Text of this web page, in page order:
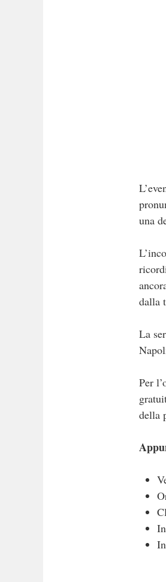
una
dalla
La
Per
della